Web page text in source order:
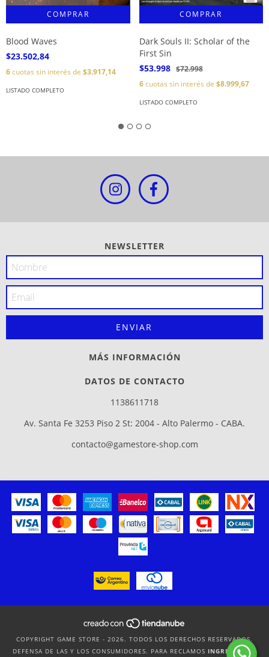
Blood Waves
$23.502,84
6cuotas sin interés de $3.917,14
LISTADO COMPLETO
Dark Souls II: Scholar of the
First Sin
$53.998 $72.998
6cuotas sin interés de $8.999,67
LISTADO COMPLETO
NEWSLETTER
MÁS INFORMACIÓN
DATOS DE CONTACTO
1138611718
Av. Santa Fe 3253 Piso 2 St: 2004 - Alto Palermo - CABA.
contacto@gamestore-shop.com
COPYRIGHT GAME STORE - 2026. TODOS LOS DERECHOS RESERVADOS.
DEFENSA DE LAS Y LOS CONSUMIDORES. PARA RECLAMOS INGRESÁ ACÁ.